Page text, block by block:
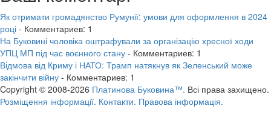
Як отримати громадянство Румунії: умови для оформлення в 2024
році - Комментариев: 1
На Буковині чоловіка оштрафували за організацію хресної ходи
УПЦ МП під час воєнного стану - Комментариев: 1
Відмова від Криму і НАТО: Трамп натякнув як Зеленський може
закінчити війну - Комментариев: 1
Copyright © 2008-2026 Платинова Буковина™. Всі права захищено.
Розміщення інформації. Контакти. Правова інформація.